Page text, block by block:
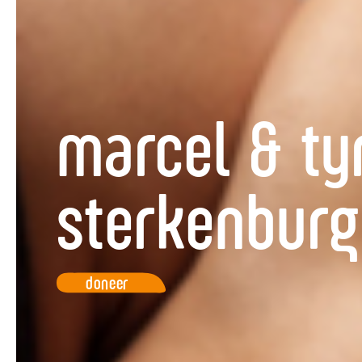
marcel &
sterkenburg
doneer